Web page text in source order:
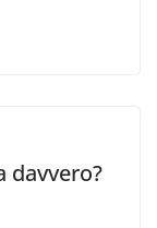
davvero?